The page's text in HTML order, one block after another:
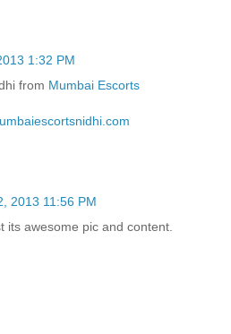
1:32 PM
from Mumbai Escorts
2013 11:56 PM
its awesome pic and content.